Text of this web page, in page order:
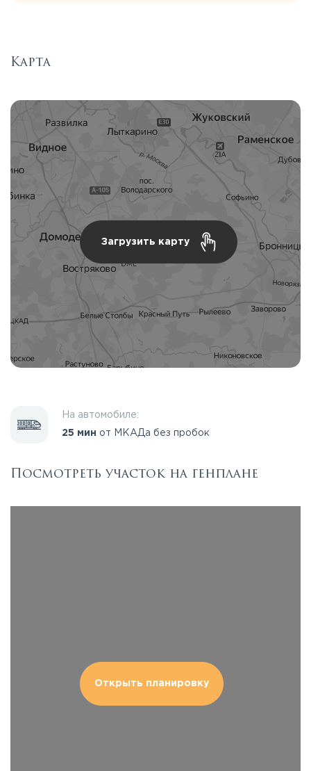
Карта
Загрузить карту
На автомобиле:
25 мин от МКАДа без пробок
Посмотреть участок на генплане
Открыть планировку